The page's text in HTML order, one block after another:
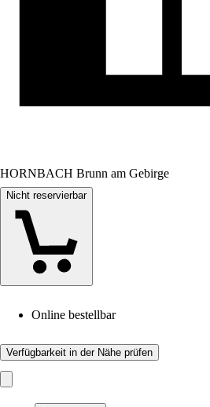
HORNBACH Brunn am Gebirge
Nicht reservierbar
Online bestellbar
Verfügbarkeit in der Nähe prüfen